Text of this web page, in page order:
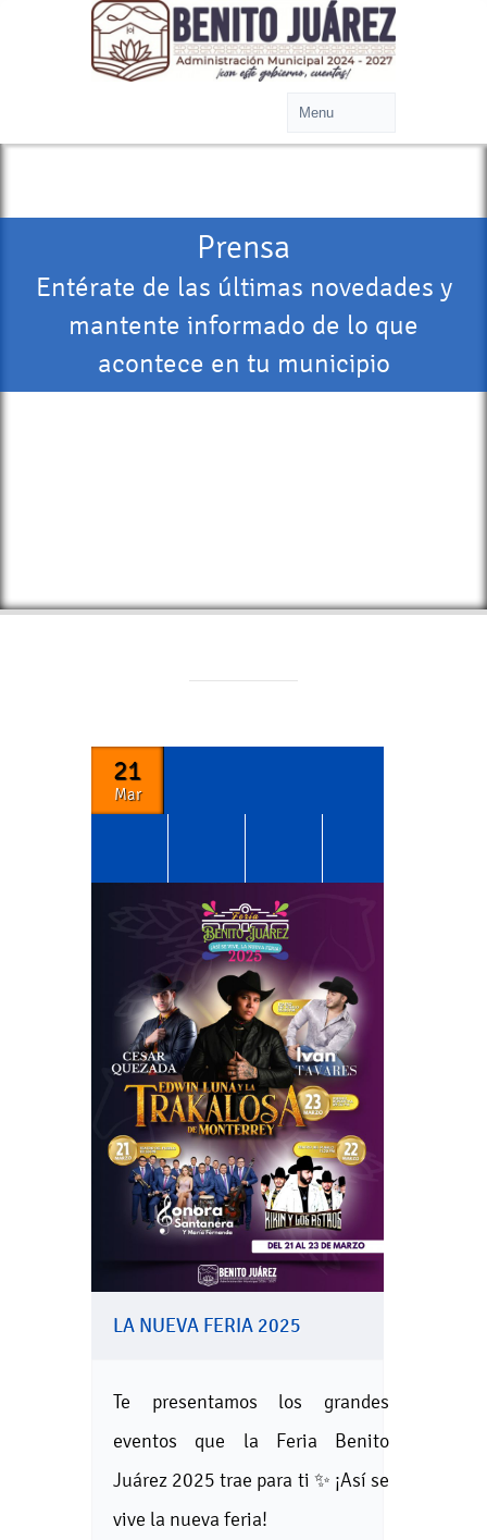
Prensa
Entérate de las últimas novedades y
mantente informado de lo que
acontece en tu municipio
21
Mar
LA NUEVA FERIA 2025
Te presentamos los grandes
eventos que la Feria Benito
Juárez 2025 trae para ti ✨ ¡Así se
vive la nueva feria!